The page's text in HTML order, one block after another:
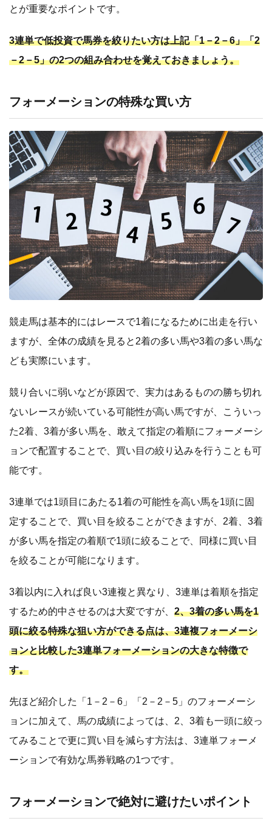
とが重要なポイントです。
3連単で低投資で馬券を絞りたい方は上記「1－2－6」「2
－2－5」の2つの組み合わせを覚えておきましょう。
フォーメーションの特殊な買い方
競走馬は基本的にはレースで1着になるために出走を行い
ますが、全体の成績を見ると2着の多い馬や3着の多い馬な
ども実際にいます。
競り合いに弱いなどが原因で、実力はあるものの勝ち切れ
ないレースが続いている可能性が高い馬ですが、こういっ
た2着、3着が多い馬を、敢えて指定の着順にフォーメーシ
ョンで配置することで、買い目の絞り込みを行うことも可
能です。
3連単では1頭目にあたる1着の可能性を高い馬を1頭に固
定することで、買い目を絞ることができますが、2着、3着
が多い馬を指定の着順で1頭に絞ることで、同様に買い目
を絞ることが可能になります。
3着以内に入れば良い3連複と異なり、3連単は着順を指定
するため的中させるのは大変ですが、 2、3着の多い馬を1
頭に絞る特殊な狙い方ができる点は、3連複フォーメーシ
ョンと比較した3連単フォーメーションの大きな特徴で
す。
先ほど紹介した「1－2－6」「2－2－5」のフォーメーシ
ョンに加えて、馬の成績によっては、2、3着も一頭に絞っ
てみることで更に買い目を減らす方法は、3連単フォーメ
ーションで有効な馬券戦略の1つです。
フォーメーションで絶対に避けたいポイント